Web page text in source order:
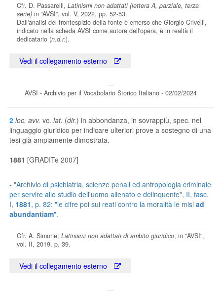
Cfr. D. Passarelli, Latinismi non adattati (lettera A, parziale, terza
serie)in “AVSI”, vol. V, 2022, pp. 52-53.
Dall'analisi del frontespizio della fonte è emerso che Giorgio Crivelli,
indicato nella scheda AVSI come autore dell'opera, è in realtà il
dedicatario (n.d.r.).
Vedi il collegamento esterno
---
AVSI - Archivio per il Vocabolario Storico Italiano - 02/02/2024
2 loc. avv. vc. lat. (dir.) in abbondanza, in sovrappiù, spec. nel
linguaggio giuridico per indicare ulteriori prove a sostegno di una
tesi già ampiamente dimostrata.
1881 [GRADITe 2007]
- "Archivio di psichiatria, scienze penali ed antropologia criminale
per servire allo studio dell'uomo alienato e delinquente", II, fasc.
I, 1881, p. 82: "le cifre poi sui reati contro la moralità le misi ad
abundantiam".
Cfr. A. Simone, Latinismi non adattati di ambito giuridico, in "AVSI",
vol. II, 2019, p. 39.
Vedi il collegamento esterno
---